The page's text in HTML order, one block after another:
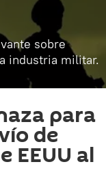
sobre
industria militar.
para
de
EEUU al